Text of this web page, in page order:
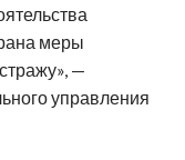
меры
—
управления